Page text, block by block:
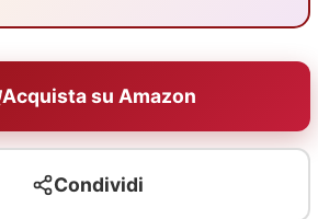
Acquista su Amazon
Condividi